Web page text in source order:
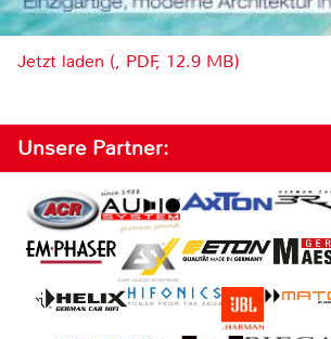
Jetzt laden (, PDF, 12.9 MB)
Unsere Partner: